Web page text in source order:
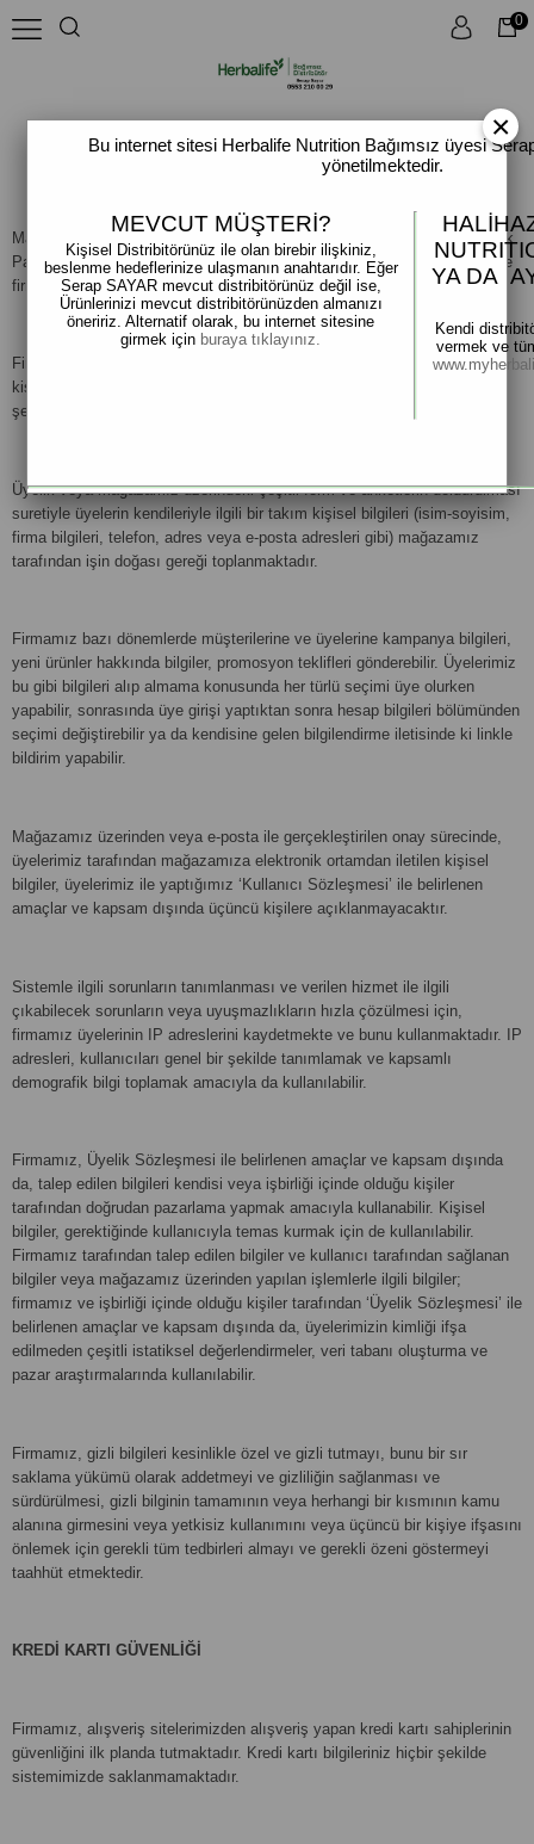
0
GİZLİLİK VE GÜVENLİK POLİTİKASI
Mağazamızda verilen tüm servisler Zümrütevler Mahallesi Gülhan Sokak
Palmiye Sitesi A1 Blok D:4 Maltepe / İstanbul adresinde kayıtlı Herbalye
firmamıza aittir ve firmamız tarafından işletilir.
Firmamız, çeşitli amaçlarla kişisel veriler toplayabilir. Aşağıda, toplanan
kişisel verilerin nasıl ve ne şekilde toplandığı, bu verilerin nasıl ve ne
şekilde korunduğu belirtilmiştir.
Üyelik veya mağazamız üzerindeki çeşitli form ve anketlerin doldurulması
suretiyle üyelerin kendileriyle ilgili bir takım kişisel bilgileri (isim-soyisim,
firma bilgileri, telefon, adres veya e-posta adresleri gibi) mağazamız
tarafından işin doğası gereği toplanmaktadır.
Firmamız bazı dönemlerde müşterilerine ve üyelerine kampanya bilgileri,
yeni ürünler hakkında bilgiler, promosyon teklifleri gönderebilir. Üyelerimiz
bu gibi bilgileri alıp almama konusunda her türlü seçimi üye olurken
yapabilir, sonrasında üye girişi yaptıktan sonra hesap bilgileri bölümünden
seçimi değiştirebilir ya da kendisine gelen bilgilendirme iletisinde ki linkle
bildirim yapabilir.
Mağazamız üzerinden veya e-posta ile gerçekleştirilen onay sürecinde,
üyelerimiz tarafından mağazamıza elektronik ortamdan iletilen kişisel
bilgiler, üyelerimiz ile yaptığımız ‘Kullanıcı Sözleşmesi’ ile belirlenen
amaçlar ve kapsam dışında üçüncü kişilere açıklanmayacaktır.
Sistemle ilgili sorunların tanımlanması ve verilen hizmet ile ilgili
çıkabilecek sorunların veya uyuşmazlıkların hızla çözülmesi için,
firmamız üyelerinin IP adreslerini kaydetmekte ve bunu kullanmaktadır. IP
adresleri, kullanıcıları genel bir şekilde tanımlamak ve kapsamlı
demografik bilgi toplamak amacıyla da kullanılabilir.
Firmamız, Üyelik Sözleşmesi ile belirlenen amaçlar ve kapsam dışında
da, talep edilen bilgileri kendisi veya işbirliği içinde olduğu kişiler
tarafından doğrudan pazarlama yapmak amacıyla kullanabilir. Kişisel
bilgiler, gerektiğinde kullanıcıyla temas kurmak için de kullanılabilir.
Firmamız tarafından talep edilen bilgiler ve kullanıcı tarafından sağlanan
bilgiler veya mağazamız üzerinden yapılan işlemlerle ilgili bilgiler;
firmamız ve işbirliği içinde olduğu kişiler tarafından ‘Üyelik Sözleşmesi’ ile
belirlenen amaçlar ve kapsam dışında da, üyelerimizin kimliği ifşa
edilmeden çeşitli istatiksel değerlendirmeler, veri tabanı oluşturma ve
pazar araştırmalarında kullanılabilir.
Firmamız, gizli bilgileri kesinlikle özel ve gizli tutmayı, bunu bir sır
saklama yükümü olarak addetmeyi ve gizliliğin sağlanması ve
sürdürülmesi, gizli bilginin tamamının veya herhangi bir kısmının kamu
alanına girmesini veya yetkisiz kullanımını veya üçüncü bir kişiye ifşasını
önlemek için gerekli tüm tedbirleri almayı ve gerekli özeni göstermeyi
taahhüt etmektedir.
KREDİ KARTI GÜVENLİĞİ
Firmamız, alışveriş sitelerimizden alışveriş yapan kredi kartı sahiplerinin
güvenliğini ilk planda tutmaktadır. Kredi kartı bilgileriniz hiçbir şekilde
sistemimizde saklanmamaktadır.
×
Bu internet sitesi Herbalife Nutrition Bağımsız üyesi
yönetilmektedir.
MEVCUT MÜŞTERİ?
Kişisel Distribitörünüz ile olan birebir ilişkiniz,
beslenme hedeflerinize ulaşmanın anahtarıdır. Eğer
Serap SAYAR mevcut distribitörünüz değil ise,
Ürünlerinizi mevcut distribitörünüzden almanızı
öneririz. Alternatif olarak, bu internet sitesine
girmek için buraya tıklayınız.
YA DA
Kendi
vermek ve